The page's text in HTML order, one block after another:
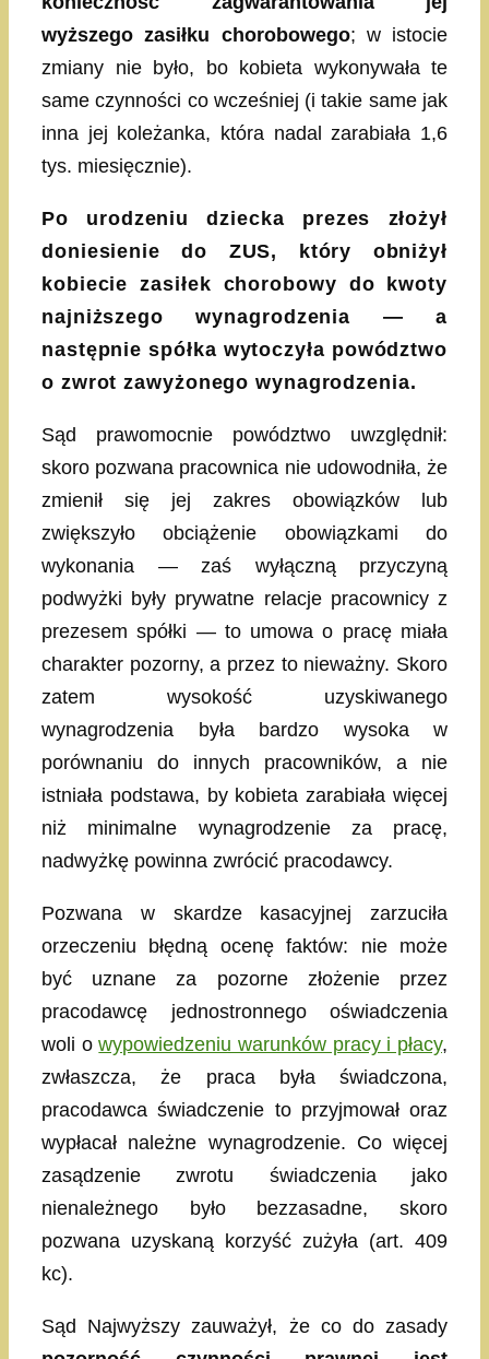
wyższego zasiłku chorobowego; w istocie
zmiany nie było, bo kobieta wykonywała te
same czynności co wcześniej (i takie same jak
inna jej koleżanka, która nadal zarabiała 1,6
tys. miesięcznie).
Po urodzeniu dziecka prezes złożył
doniesienie do ZUS, który obniżył
kobiecie zasiłek chorobowy do kwoty
najniższego wynagrodzenia — a
następnie spółka wytoczyła powództwo
o zwrot zawyżonego wynagrodzenia.
Sąd prawomocnie powództwo uwzględnił:
skoro pozwana pracownica nie udowodniła, że
zmienił się jej zakres obowiązków lub
zwiększyło obciążenie obowiązkami do
wykonania — zaś wyłączną przyczyną
podwyżki były prywatne relacje pracownicy z
prezesem spółki — to umowa o pracę miała
charakter pozorny, a przez to nieważny. Skoro
zatem wysokość uzyskiwanego
wynagrodzenia była bardzo wysoka w
porównaniu do innych pracowników, a nie
istniała podstawa, by kobieta zarabiała więcej
niż minimalne wynagrodzenie za pracę,
nadwyżkę powinna zwrócić pracodawcy.
Pozwana w skardze kasacyjnej zarzuciła
orzeczeniu błędną ocenę faktów: nie może
być uznane za pozorne złożenie przez
pracodawcę jednostronnego oświadczenia
woli owypowiedzeniu warunków pracy i płacy,
zwłaszcza, że praca była świadczona,
pracodawca świadczenie to przyjmował oraz
wypłacał należne wynagrodzenie. Co więcej
zasądzenie zwrotu świadczenia jako
nienależnego było bezzasadne, skoro
pozwana uzyskaną korzyść zużyła (art. 409
kc).
Sąd Najwyższy zauważył, że co do zasady